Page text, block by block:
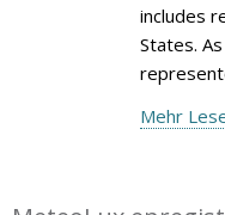
includes
States.
Mehr